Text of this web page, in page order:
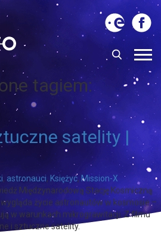
tagiem:
satelity |
, astronauci, Księżyc, Mission-X
Międzynarodową Stację Kosmiczną
życie astronautów w kosmosie –
w warunkach mikrograwitacji. Z filmu
i sztuczne satelity.